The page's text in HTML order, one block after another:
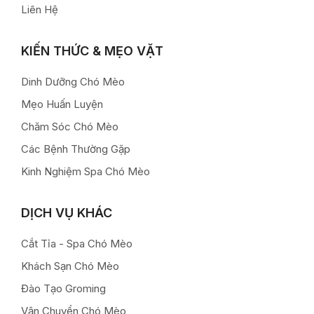
Liên Hệ
KIẾN THỨC & MẸO VẶT
Dinh Dưỡng Chó Mèo
Mẹo Huấn Luyện
Chăm Sóc Chó Mèo
Các Bệnh Thường Gặp
Kinh Nghiệm Spa Chó Mèo
DỊCH VỤ KHÁC
Cắt Tỉa - Spa Chó Mèo
Khách Sạn Chó Mèo
Đào Tạo Groming
Vận Chuyển Chó Mèo